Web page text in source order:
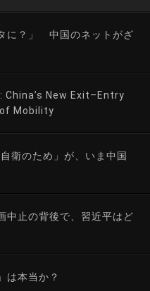
に？」 中国のネットがざ
New Exit–Entry
Mobility
衛のため」が、いま中国
中止の背後で、習近平はど
は本当か？